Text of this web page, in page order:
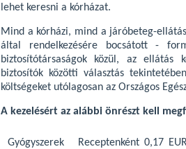
lehet keresni a kórházat.
Mind a kórházi, mind a járóbeteg-
által rendelkezésére bocsátott -
biztosítótársaságok közül, az ellátás
biztosítók közötti választás
költségeket utólagosan az Országos
A kezelésért az alábbi önrészt kell
Gyógyszerek
Receptenként 0,17